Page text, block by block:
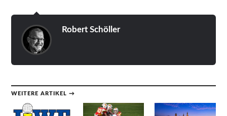
Robert Schöller
WEITERE ARTIKEL →